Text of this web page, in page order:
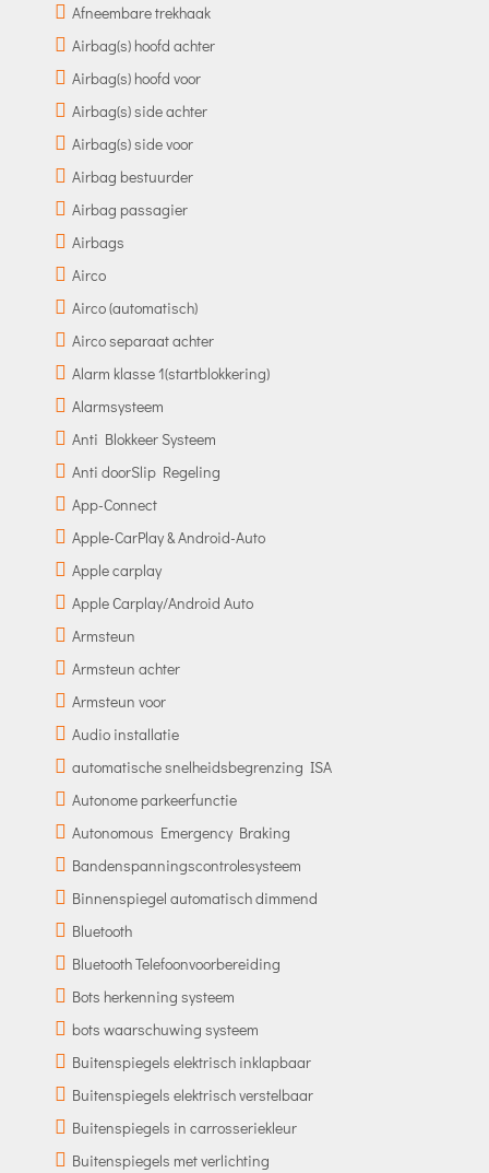
Afneembare trekhaak
Airbag(s) hoofd achter
Airbag(s) hoofd voor
Airbag(s) side achter
Airbag(s) side voor
Airbag bestuurder
Airbag passagier
Airbags
Airco
Airco (automatisch)
Airco separaat achter
Alarm klasse 1(startblokkering)
Alarmsysteem
Anti Blokkeer Systeem
Anti doorSlip Regeling
App-Connect
Apple-CarPlay & Android-Auto
Apple carplay
Apple Carplay/Android Auto
Armsteun
Armsteun achter
Armsteun voor
Audio installatie
automatische snelheidsbegrenzing ISA
Autonome parkeerfunctie
Autonomous Emergency Braking
Bandenspanningscontrolesysteem
Binnenspiegel automatisch dimmend
Bluetooth
Bluetooth Telefoonvoorbereiding
Bots herkenning systeem
bots waarschuwing systeem
Buitenspiegels elektrisch inklapbaar
Buitenspiegels elektrisch verstelbaar
Buitenspiegels in carrosseriekleur
Buitenspiegels met verlichting